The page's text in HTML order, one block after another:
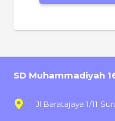
SD Muhammadiyah
Jl.Baratajaya 1/11